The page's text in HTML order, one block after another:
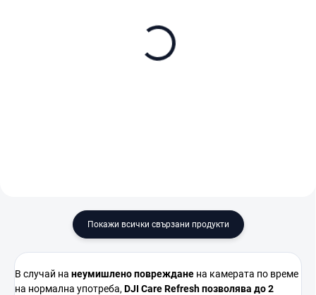
Покажи всички свързани продукти
В случай на неумишленоповреждане на камерата по време
на нормална употреба, DJI CareRefreshпозволява до 2